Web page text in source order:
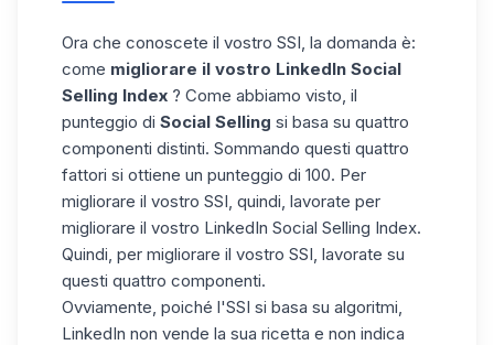
Ora che conoscete il vostro SSI, la domanda è:
come migliorare il vostro LinkedIn Social
Selling Index ? Come abbiamo visto, il
punteggio di Social Selling si basa su quattro
componenti distinti. Sommando questi quattro
fattori si ottiene un punteggio di 100. Per
migliorare il vostro SSI, quindi, lavorate per
migliorare il vostro LinkedIn Social Selling Index.
Quindi, per migliorare il vostro SSI, lavorate su
questi quattro componenti.
Ovviamente, poiché l'SSI si basa su algoritmi,
LinkedIn non vende la sua ricetta e non indica